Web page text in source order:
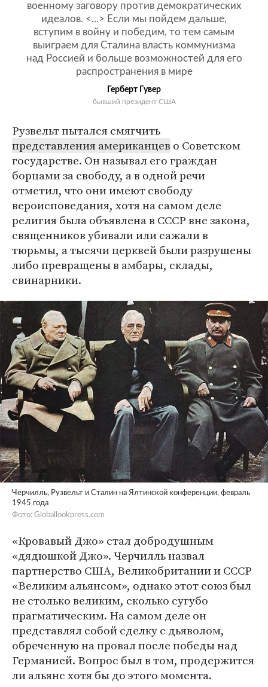
военному заговору против демократических
идеалов. <...> Если мы пойдем дальше,
вступим в войну и победим, то тем самым
выиграем для Сталина власть коммунизма
над Россией и больше возможностей для его
распространения в мире
Герберт Гувер
бывший президент США
Рузвельт пытался смягчить
представления американцев о Советском
государстве. Он называл его граждан
борцами за свободу, а в одной речи
отметил, что они имеют свободу
вероисповедания, хотя на самом деле
религия была объявлена в СССР вне закона,
священников убивали или сажали в
тюрьмы, а тысячи церквей были разрушены
либо превращены в амбары, склады,
свинарники.
Черчилль, Рузвельт и Сталин на Ялтинской конференции, февраль
1945 года
Фото: Globallookpress.com
«Кровавый Джо» стал добродушным
«дядюшкой Джо». Черчилль назвал
партнерство США, Великобритании и СССР
«Великим альянсом», однако этот союз был
не столько великим, сколько сугубо
прагматическим. На самом деле он
представлял собой сделку с дьяволом,
обреченную на провал после победы над
Германией. Вопрос был в том, продержится
ли альянс хотя бы до этого момента.